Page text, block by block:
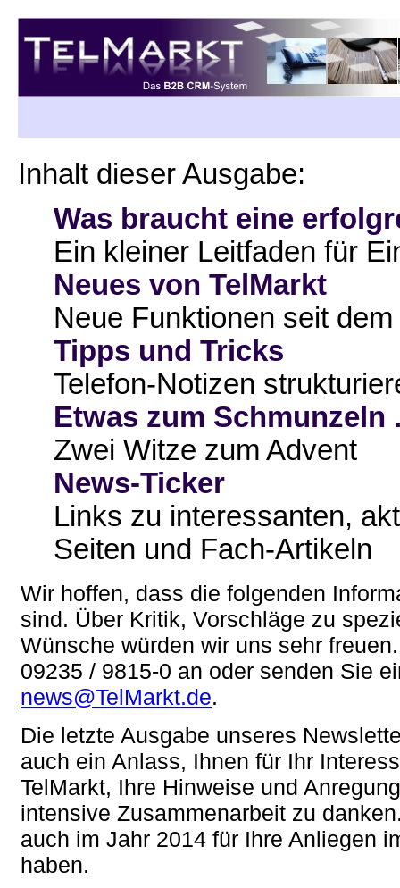
Inhalt dieser Ausgabe:
Was braucht eine
Ein kleiner Leitfaden für
Neues von TelMarkt
Neue Funktionen seit
Tipps und Tricks
Telefon-Notizen
Etwas zum Schmunzeln
Zwei Witze zum Advent
News-Ticker
Links zu interessanten,
Seiten und Fach-Artikeln
Wir hoffen, dass die folgenden
sind. Über Kritik, Vorschläge zu
Wünsche würden wir uns sehr
09235 / 9815-0 an oder senden Sie
news@TelMarkt.de.
Die letzte Ausgabe unseres
auch ein Anlass, Ihnen für Ihr
TelMarkt, Ihre Hinweise und
intensive Zusammenarbeit zu
auch im Jahr 2014 für Ihre Anliegen
haben.